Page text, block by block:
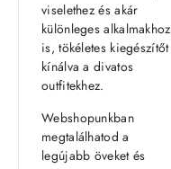
viselethez és akár
különleges alkalmakhoz
is, tökéletes kiegészítőt
kínálva a divatos
outfitekhez.
Webshopunkban
megtalálhatod a
legújabb öveket és